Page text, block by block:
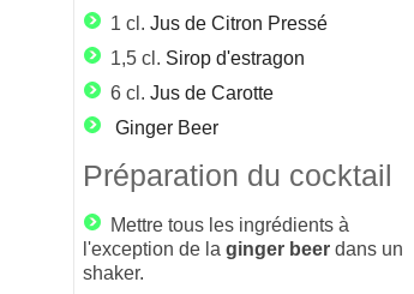
1 cl. Jus de Citron Pressé
1,5 cl. Sirop d'estragon
6 cl. Jus de Carotte
Ginger Beer
Préparation du cocktail
Mettre tous les ingrédients à
l'exception de la ginger beer dans un
shaker.